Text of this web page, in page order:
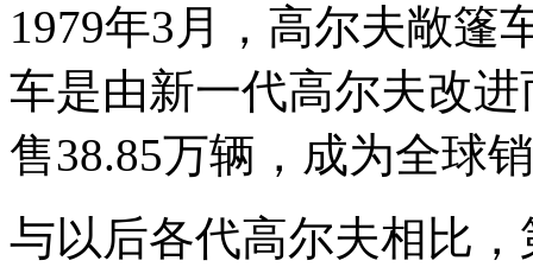
1979年3月，高尔夫敞篷
车是由新一代高尔夫改
售38.85万辆，成为全球
与以后各代高尔夫相比